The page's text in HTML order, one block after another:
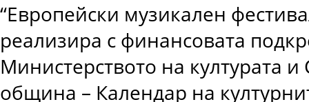
“Европейски музикален
реализира с финансовата
Министерството на културата и
община – Календар на